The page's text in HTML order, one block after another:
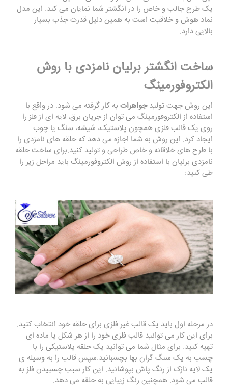
یک طرح جالب و خاص را در انگشتر شما نمایان می کند. این مدل
نماد هوش و خلاقیت است به همین دلیل قدرت جذب بسیار
بالایی دارد.
ساخت انگشتر برلیان نامزدی با روش
الکتروفورمینگ
این روش جهت تولیدجواهرات به کار گرفته می شود. در واقع با
استفاده از الکتروفورمینگ می توان از جریان برق، لایه ای از فلز را
روی یک قالب فلزی همچون پلاستیک، شیشه، سنگ یا چوب
ایجاد کرد. این روش به شما اجازه می دهد که حلقه های نامزدی را
با طرح های خلاقانه و خاص طراحی و تولید کنید.برای ساخت حلقه
نامزدی برلیان با استفاده از روش الکتروفورمینگ باید مراحل زیر را
طی کنید:
در مرحله اول باید یک قالب غیر فلزی برای حلقه خود انتخاب کنید‌.
برای این کار می توانید قالب فلزی خود را از هر شکل یا ماده ای
تهیه کنید. برای مثال شما می توانید یک حلقه پلاستیکی را با
چسب به یک سنگ گران بها بچسبانید.سپس قالب را به وسیله ی
یک لایه نازک از رنگ پاش بپوشانید. این کار سبب چسبیدن فلز به
قالب می شود. همچنین رنگ زیبایی به حلقه می دهد.